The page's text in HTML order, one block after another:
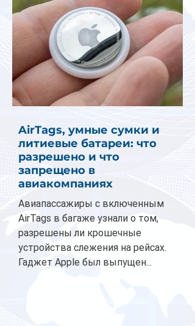
AirTags, умные сумки и
литиевые батареи: что
разрешено и что
запрещено в
авиакомпаниях
Авиапассажиры с включенным
AirTags в багаже узнали о том,
разрешены ли крошечные
устройства слежения на рейсах.
Гаджет Apple был выпущен...